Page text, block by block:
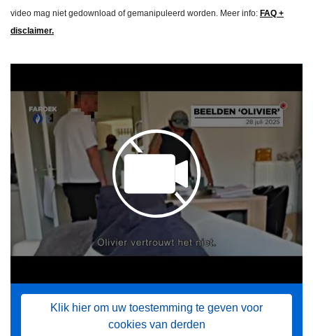
video mag niet gedownload of gemanipuleerd worden. Meer info: FAQ +
disclaimer.
Klik hier om uw toestemming te geven voor
cookies van derden